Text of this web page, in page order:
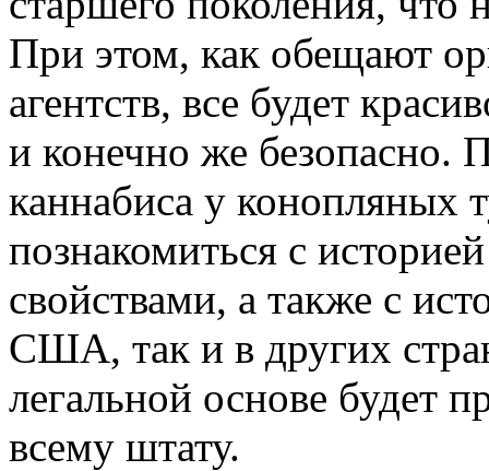
При этом, как обещают
агентств, все будет
и конечно же безопасно.
каннабиса у конопляных
познакомиться с
свойствами, а также с
США, так и в других
легальной основе будет
всему штату.